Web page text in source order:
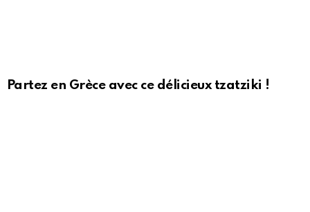
Partez en Grèce avec ce délicieux tzatziki !